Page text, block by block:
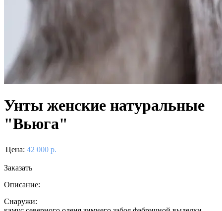
Унты женские натуральные
"Вьюга"
Цена: 42 000 р.
Заказать
Описание:
Снаружи: